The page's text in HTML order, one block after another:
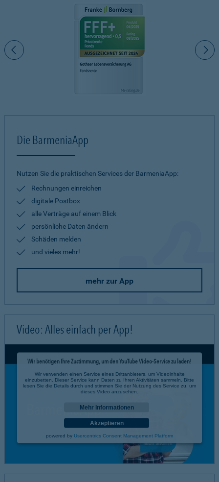
Die BarmeniaApp
Nutzen Sie die praktischen Services der BarmeniaApp:
Rechnungen einreichen
digitale Postbox
alle Verträge auf einem Blick
persönliche Daten ändern
Schäden melden
und vieles mehr!
mehr zur App
Video: Alles einfach per App!
Wir benötigen Ihre Zustimmung, um den YouTube Video-Service zu laden!
Wir verwenden einen Service eines Drittanbieters, um Videoinhalte
einzubetten. Dieser Service kann Daten zu Ihren Aktivitäten sammeln. Bitte
lesen Sie die Details durch und stimmen Sie der Nutzung des Service zu, um
dieses Video anzusehen.
Mehr Informationen
Akzeptieren
powered by Usercentrics Consent Management Platform